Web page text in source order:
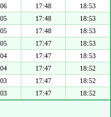
17:48
18:53
17:48
18:53
17:48
18:53
17:47
18:53
17:47
18:53
17:47
18:52
17:47
18:52
17:47 18:52